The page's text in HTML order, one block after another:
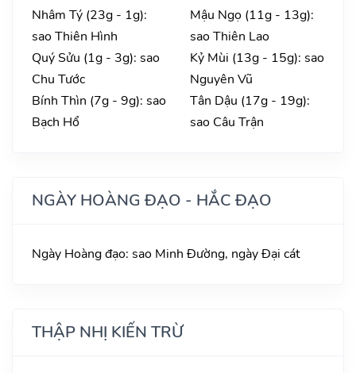
Nhâm Tý (23g - 1g):
sao Thiên Hình
Quý Sửu (1g - 3g): sao
Chu Tước
Bính Thìn (7g - 9g): sao
Bạch Hổ
Mậu Ngọ (11g - 13g):
sao Thiên Lao
Kỷ Mùi (13g - 15g): sao
Nguyên Vũ
Tân Dậu (17g - 19g):
sao Câu Trận
NGÀY HOÀNG ĐẠO - HẮC ĐẠO
Ngày Hoàng đạo: sao Minh Đường, ngày Đại cát
THẬP NHỊ KIẾN TRỪ